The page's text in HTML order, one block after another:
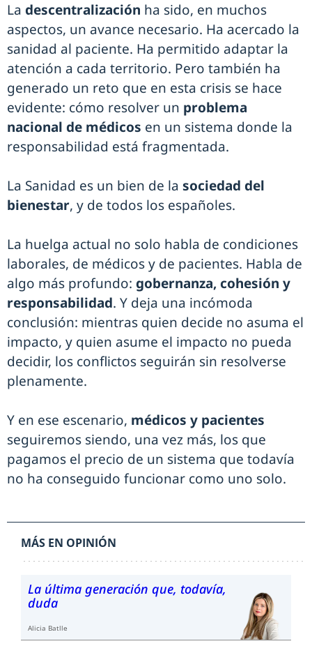
La descentralización ha sido, en muchos
aspectos, un avance necesario. Ha acercado la
sanidad al paciente. Ha permitido adaptar la
atención a cada territorio. Pero también ha
generado un reto que en esta crisis se hace
evidente: cómo resolver un problema
nacional de médicos en un sistema donde la
responsabilidad está fragmentada.
La Sanidad es un bien de la sociedad del
bienestar, y de todos los españoles.
La huelga actual no solo habla de condiciones
laborales, de médicos y de pacientes. Habla de
algo más profundo: gobernanza, cohesión y
responsabilidad. Y deja una incómoda
conclusión: mientras quien decide no asuma el
impacto, y quien asume el impacto no pueda
decidir, los conflictos seguirán sin resolverse
plenamente.
Y en ese escenario, médicos y pacientes
seguiremos siendo, una vez más, los que
pagamos el precio de un sistema que todavía
no ha conseguido funcionar como uno solo.
MÁS EN OPINIÓN
La última generación que, todavía,
duda
Alicia Batlle